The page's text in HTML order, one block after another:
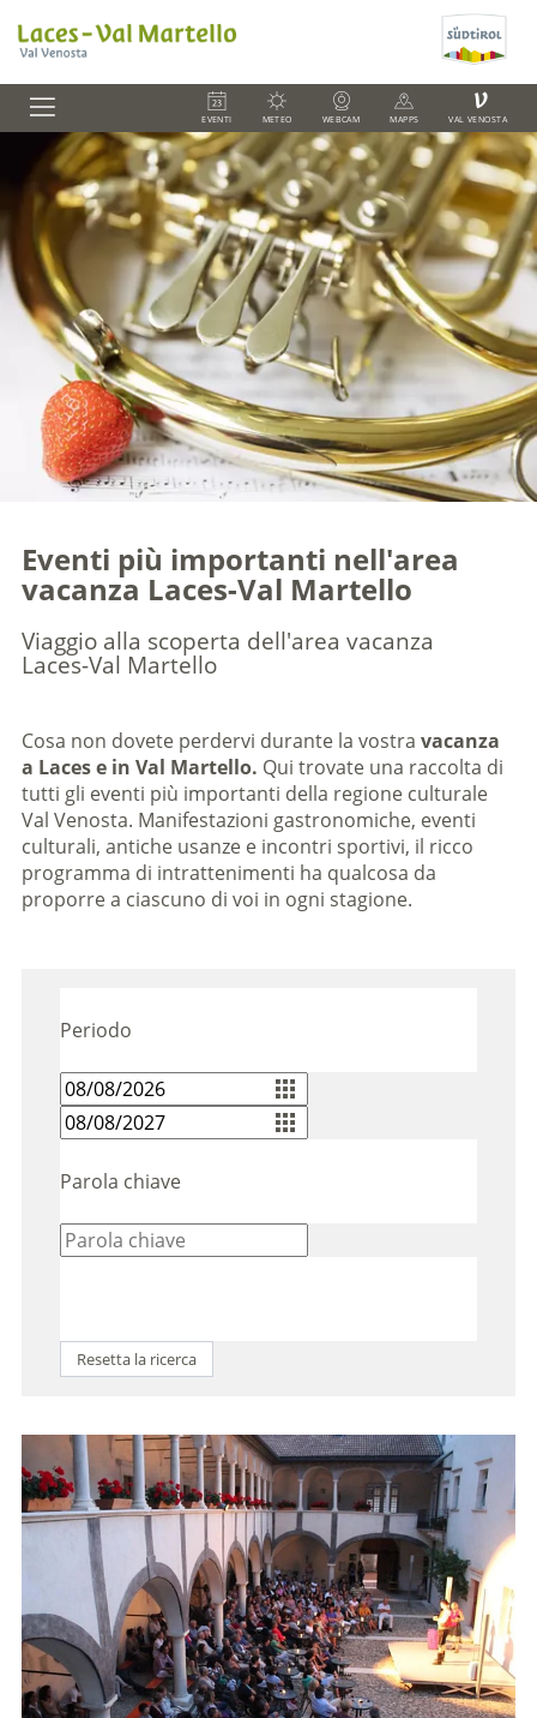
EVENTI METEO WEBCAM MAPPS
V
VAL VENOSTA
Eventi più importanti nell'area
vacanza Laces-Val Martello
Viaggio alla scoperta dell'area vacanza
Laces-Val Martello
Cosa non dovete perdervi durante la vostra vacanza
a Laces e in Val Martello. Qui trovate una raccolta di
tutti gli eventi più importanti della regione culturale
Val Venosta. Manifestazioni gastronomiche, eventi
culturali, antiche usanze e incontri sportivi, il ricco
programma di intrattenimenti ha qualcosa da
proporre a ciascuno di voi in ogni stagione.
Periodo
Parola chiave
Resetta la ricerca